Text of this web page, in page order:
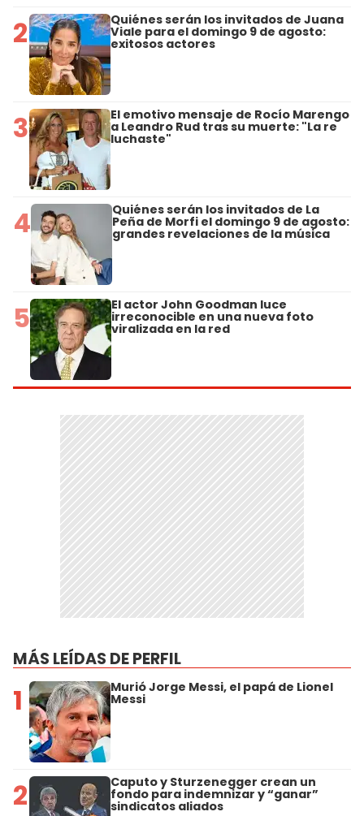
2 Quiénes serán los invitados de Juana
Viale para el domingo 9 de agosto:
exitosos actores
3 El emotivo mensaje de Rocío Marengo
a Leandro Rud tras su muerte: "La re
luchaste"
4 Quiénes serán los invitados de La
Peña de Morfi el domingo 9 de agosto:
grandes revelaciones de la música
5 El actor John Goodman luce
irreconocible en una nueva foto
viralizada en la red
MÁS LEÍDAS DE PERFIL
1 Murió Jorge Messi, el papá de Lionel
Messi
2 Caputo y Sturzenegger crean un
fondo para indemnizar y “ganar”
sindicatos aliados